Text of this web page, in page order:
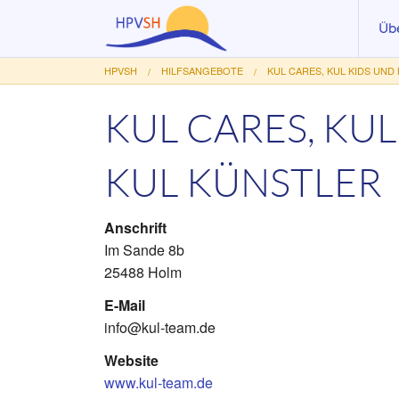
HPVSH HILFSANGEBOTE KUL CARES, KUL KIDS UND
KUL CARES,
KUL KÜNSTLER
Anschrift
Im Sande 8b
25488 Holm
E-Mail
info@kul-team.de
Website
www.kul-team.de